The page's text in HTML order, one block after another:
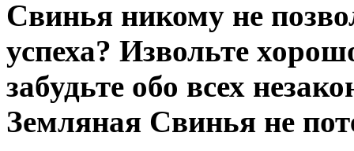
Свинья никому не
успеха? Извольте
забудьте обо всех
Земляная Свинья не